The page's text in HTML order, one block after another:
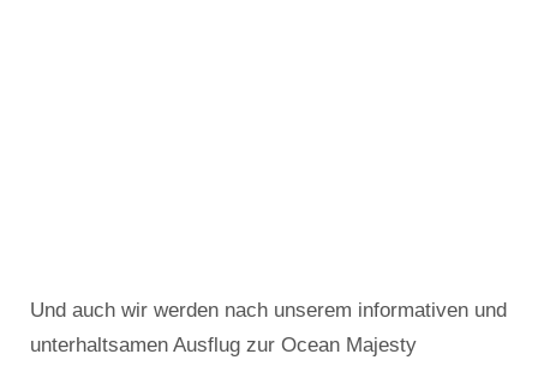
Und auch wir werden nach unserem informativen und
unterhaltsamen Ausflug zur Ocean Majesty